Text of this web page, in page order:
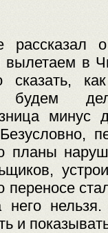
рассказал
в
сказать,
минус
планы
переносе
него
и